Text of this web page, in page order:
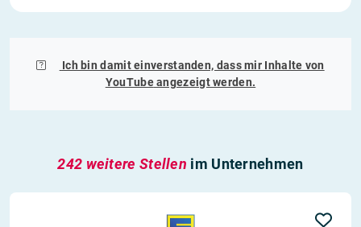
Ich bin damit einverstanden, dass mir Inhalte von
YouTubeangezeigt werden.
242 weitere Stellen im Unternehmen